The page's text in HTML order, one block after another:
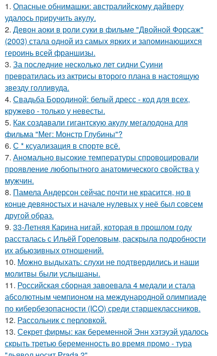
1. Опасные обнимашки: австралийскому дайверу
удалось приручить акулу.
2. Девон аоки в роли суки в фильме "Двойной Форсаж"
(2003) стала одной из самых ярких и запоминающихся
героинь всей франшизы.
3. За последние несколько лет сидни Суини
превратилась из актрисы второго плана в настоящую
звезду голливуда.
4. Свадьба Бородиной: белый дресс - код для всех,
кружево - только у невесты.
5. Как создавали гигантскую акулу мегалодона для
фильма "Мег: Монстр Глубины"?
6. С * ксуализация в спорте всё.
7. Аномально высокие температуры спровоцировали
проявление любопытного анатомического свойства у
мужчин.
8. Памела Андерсон сейчас почти не красится, но в
конце девяностых и начале нулевых у неё был совсем
другой образ.
9. 33-Летняя Карина нигай, которая в прошлом году
рассталась с Ильёй Гореловым, раскрыла подробности
их абьюзивных отношений.
10. Можно выдыхать: слухи не подтвердились и наши
молитвы были услышаны.
11. Российская сборная завоевала 4 медали и стала
абсолютным чемпионом на международной олимпиаде
по кибербезопасности (ICO) среди старшеклассников.
12. Рассольник с перловкой.
13. Секрет фирмы: как беременной Энн хэтэуэй удалось
скрыть третью беременность во время промо - тура